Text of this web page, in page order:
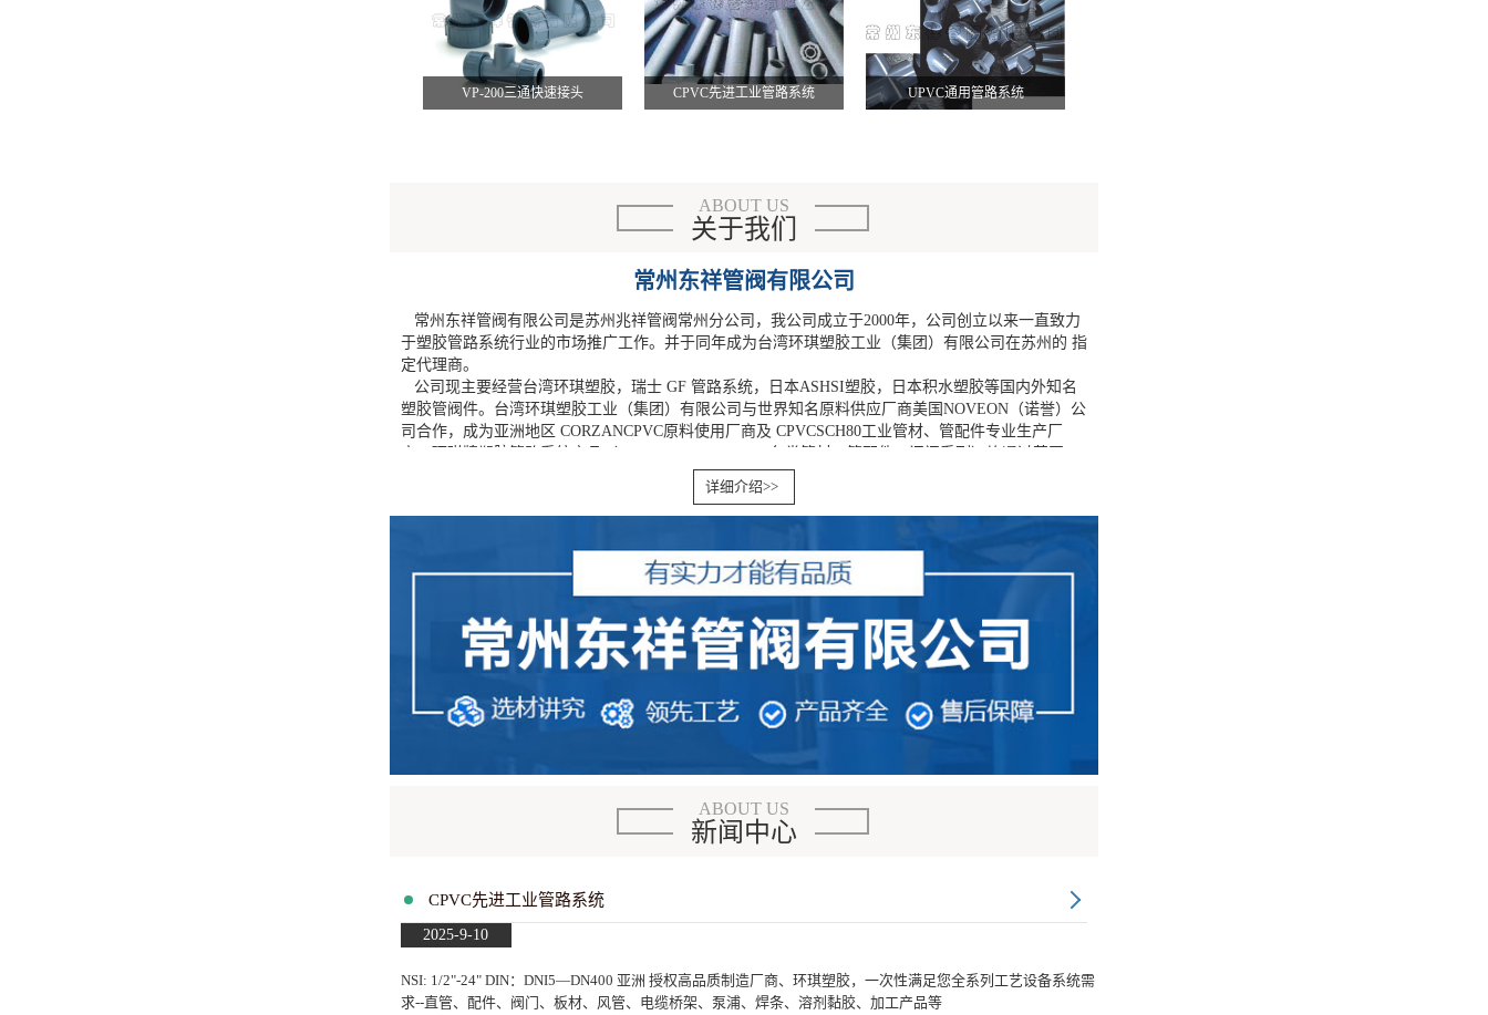
VP-200三通快速接头 CPVC先进工业管路系统 UPVC通用管路系统
ABOUT US
关于我们
常州东祥管阀有限公司
常州东祥管阀有限公司是苏州兆祥管阀常州分公司，我公司成立于2000年，公司创立以来一直致力
于塑胶管路系统行业的市场推广工作。并于同年成为台湾环琪塑胶工业（集团）有限公司在苏州的 指
定代理商。
公司现主要经营台湾环琪塑胶，瑞士 GF 管路系统，日本ASHSI塑胶，日本积水塑胶等国内外知名
塑胶管阀件。台湾环琪塑胶工业（集团）有限公司与世界知名原料供应厂商美国NOVEON（诺誉）公
司合作，成为亚洲地区 CORZANCPVC原料使用厂商及 CPVCSCH80工业管材、管配件专业生产厂
LPCB、美国NSF、ISO9002、 化工部、工程建设部、卫生部、化学防腐技术协会、建材协会等多方认
证及 ，并投保全球质量保险，产品全面适用于化工、电子、食品、医药、环保、建筑等各行业中的酸
碱化学品、纯水、饮用水、污水、空调暖通、消防等管路输送系统。
胶工业（集团）有限公司于1996年进入中国大陆市场，并授权苏州兆祥管阀有限公司为苏州市的 指定
地区代理商。迄今，兆祥以诚信的态度，务实的作风赢得了业内外人士的一致好评。我们的业务已遍
详细介绍>>
ABOUT US
新闻中心
CPVC先进工业管路系统
2025-9-10
NSI: 1/2"-24" DIN：DNI5—DN400 亚洲 授权高品质制造厂商、环琪塑胶，一次性满足您全系列工艺设备系统需
求--直管、配件、阀门、板材、风管、电缆桥架、泵浦、焊条、溶剂黏胶、加工产品等